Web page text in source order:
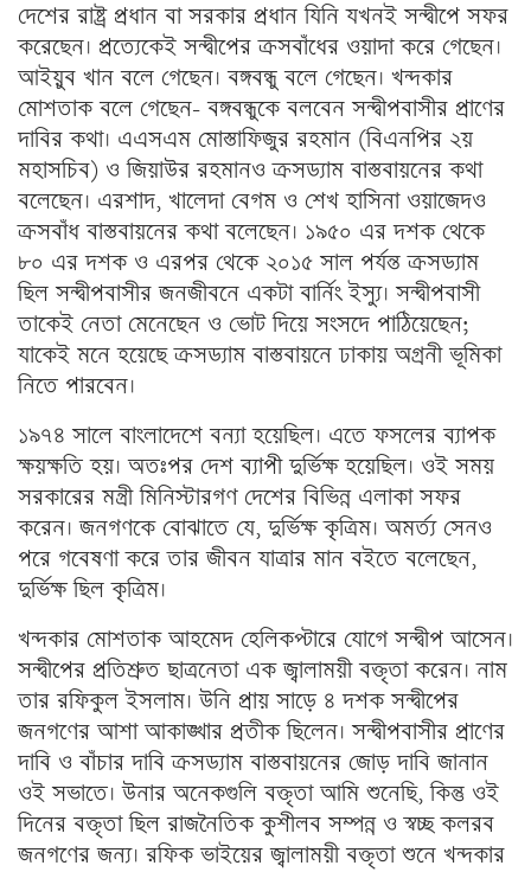
দেশের রাষ্ট্র প্রধান বা সরকার প্রধান যিনি যখনই সন্দ্বীপে সফর
করেছেন। প্রত্যেকেই সন্দ্বীপের ক্রসবাঁধের ওয়াদা করে গেছেন।
আইয়ুব খান বলে গেছেন। বঙ্গবন্ধু বলে গেছেন। খন্দকার
মোশতাক বলে গেছেন- বঙ্গবন্ধুকে বলবেন সন্দ্বীপবাসীর প্রাণের
দাবির কথা। এএসএম মোস্তাফিজুর রহমান (বিএনপির ২য়
মহাসচিব) ও জিয়াউর রহমানও ক্রসড্যাম বাস্তবায়নের কথা
বলেছেন। এরশাদ, খালেদা বেগম ও শেখ হাসিনা ওয়াজেদও
ক্রসবাঁধ বাস্তবায়নের কথা বলেছেন। ১৯৫০ এর দশক থেকে
৮০ এর দশক ও এরপর থেকে ২০১৫ সাল পর্যন্ত ক্রসড্যাম
ছিল সন্দ্বীপবাসীর জনজীবনে একটা বার্নিং ইস্যু। সন্দ্বীপবাসী
তাকেই নেতা মেনেছেন ও ভোট দিয়ে সংসদে পাঠিয়েছেন;
যাকেই মনে হয়েছে ক্রসড্যাম বাস্তবায়নে ঢাকায় অগ্রনী ভূমিকা
নিতে পারবেন।
১৯৭৪ সালে বাংলাদেশে বন্যা হয়েছিল। এতে ফসলের ব্যাপক
ক্ষয়ক্ষতি হয়। অতঃপর দেশ ব্যাপী দুর্ভিক্ষ হয়েছিল। ওই সময়
সরকারের মন্ত্রী মিনিস্টারগণ দেশের বিভিন্ন এলাকা সফর
করেন। জনগণকে বোঝাতে যে, দুর্ভিক্ষ কৃত্রিম। অমর্ত্য সেনও
পরে গবেষণা করে তার জীবন যাত্রার মান বইতে বলেছেন,
দুর্ভিক্ষ ছিল কৃত্রিম।
খন্দকার মোশতাক আহমেদ হেলিকপ্টারে যোগে সন্দ্বীপ আসেন।
সন্দ্বীপের প্রতিশ্রুত ছাত্রনেতা এক জ্বালাময়ী বক্তৃতা করেন। নাম
তার রফিকুল ইসলাম। উনি প্রায় সাড়ে ৪ দশক সন্দ্বীপের
জনগণের আশা আকাঙ্খার প্রতীক ছিলেন। সন্দ্বীপবাসীর প্রাণের
দাবি ও বাঁচার দাবি ক্রসড্যাম বাস্তবায়নের জোড় দাবি জানান
ওই সভাতে। উনার অনেকগুলি বক্তৃতা আমি শুনেছি, কিন্তু ওই
দিনের বক্তৃতা ছিল রাজনৈতিক কুশীলব সম্পন্ন ও স্বচ্ছ কলরব
জনগণের জন্য। রফিক ভাইয়ের জ্বালাময়ী বক্তৃতা শুনে খন্দকার